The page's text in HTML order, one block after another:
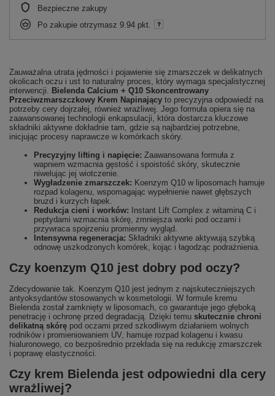
Bezpieczne zakupy
Po zakupie otrzymasz 9.94 pkt.
Zauważalna utrata jędrności i pojawienie się zmarszczek w delikatnych
okolicach oczu i ust to naturalny proces, który wymaga specjalistycznej
interwencji. Bielenda Calcium + Q10 Skoncentrowany
Przeciwzmarszczkowy Krem Napinający to precyzyjna odpowiedź na
potrzeby cery dojrzałej, również wrażliwej. Jego formuła opiera się na
zaawansowanej technologii enkapsulacji, która dostarcza kluczowe
składniki aktywne dokładnie tam, gdzie są najbardziej potrzebne,
inicjując procesy naprawcze w komórkach skóry.
Precyzyjny lifting i napięcie: Zaawansowana formuła z
wapniem wzmacnia gęstość i spoistość skóry, skutecznie
niwelując jej wiotczenie.
Wygładzenie zmarszczek: Koenzym Q10 w liposomach hamuje
rozpad kolagenu, wspomagając wypełnienie nawet głębszych
bruzd i kurzych łapek.
Redukcja cieni i worków: Instant Lift Complex z witaminą C i
peptydami wzmacnia skórę, zmniejsza worki pod oczami i
przywraca spojrzeniu promienny wygląd.
Intensywna regeneracja: Składniki aktywne aktywują szybką
odnowę uszkodzonych komórek, kojąc i łagodząc podrażnienia.
Czy koenzym Q10 jest dobry pod oczy?
Zdecydowanie tak. Koenzym Q10 jest jednym z najskuteczniejszych
antyoksydantów stosowanych w kosmetologii. W formule kremu
Bielenda został zamknięty w liposomach, co gwarantuje jego głęboką
penetrację i ochronę przed degradacją. Dzięki temu skutecznie chroni
delikatną skórę pod oczami przed szkodliwym działaniem wolnych
rodników i promieniowaniem UV, hamuje rozpad kolagenu i kwasu
hialuronowego, co bezpośrednio przekłada się na redukcję zmarszczek
i poprawę elastyczności.
Czy krem Bielenda jest odpowiedni dla cery
wrażliwej?